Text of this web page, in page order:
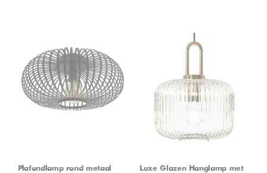
Plafondlamp rond metaal
Luxe Glazen Hanglamp met